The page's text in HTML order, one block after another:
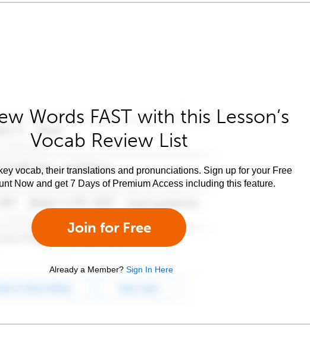
Words FAST with this Lesson’s
Vocab Review List
vocab, their translations and pronunciations. Sign up for your Free
Now and get 7 Days of Premium Access including this feature.
Join for Free
Already a Member? Sign In Here